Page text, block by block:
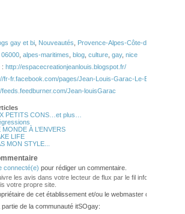
gay et bi Nouveautés
Provence-Alpes-Côte-d'Azur
06000 alpes-maritimes blog culture gay, nice
: http://espacecreationjeanlouis.blogspot.fr/
fr-fr.facebook.com/pages/Jean-Louis-Garac-Le-Blog-/
feeds.feedburner.com/Jean-louisGarac
PETITS CONS…et plus…
MONDE À L’ENVERS
LIFE
MON STYLE...
connecté(e) pour rédiger un commentaire.
les avis dans votre lecteur de flux par le fil info
votre propre site.
de cet établissement et/ou le webmaster de ce site?
partie de la communauté itSOgay: